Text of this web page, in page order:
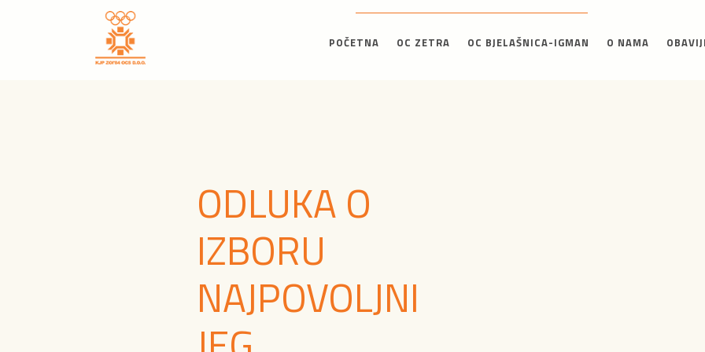
POČETNA OC ZETRA OC BJELAŠNICA-IGMAN O NAMA
ODLUKA O
IZBORU
NAJPOVOLJNI